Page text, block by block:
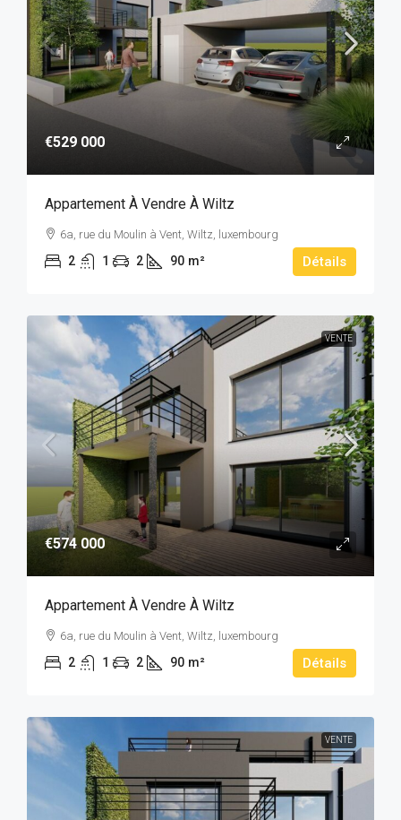
€529 000
Appartement À Vendre À Wiltz
6a, rue du Moulin à Vent, Wiltz, luxembourg
2 1 2 90 m² Détails
VENTE
€574 000
Appartement À Vendre À Wiltz
6a, rue du Moulin à Vent, Wiltz, luxembourg
2 1 2 90 m² Détails
VENTE